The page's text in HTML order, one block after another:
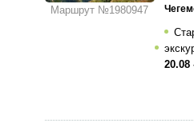
Маршрут №1980947
20.08